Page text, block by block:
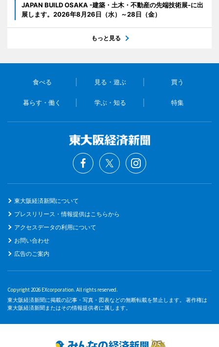
JAPAN BUILD OSAKA -建築・土木・不動産の先端技術展-に出
展します。2026年8月26日（水）～28日（金）
もっと見る
食べる 見る・遊ぶ 買う
暮らす・働く 学ぶ・知る 特集
東大阪経済新聞について
プレスリリース・情報提供はこちらから
アクセスデータの利用について
お問い合わせ
広告のご案内
Copyright 2026 EXcorporation. All rights reserved.
東大阪経済新聞に掲載の記事・写真・図表などの無断転載を禁止します。 著作権は
東大阪経済新聞またはその情報提供者に属します。